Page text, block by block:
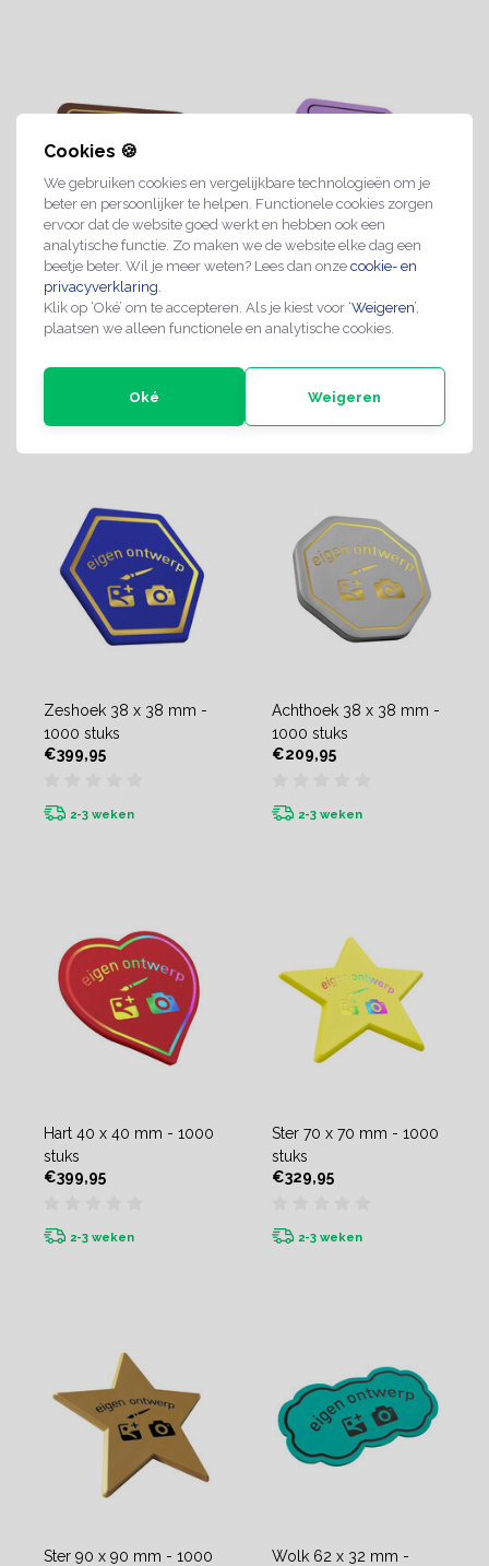
Cookies 🍪
We gebruiken cookies en vergelijkbare technologieën om je
beter en persoonlijker te helpen. Functionele cookies zorgen
ervoor dat de website goed werkt en hebben ook een
analytische functie. Zo maken we de website elke dag een
beetje beter. Wil je meer weten? Lees dan onze cookie- en
privacyverklaring.
Klik op ‘Oké’ om te accepteren. Als je kiest voor ‘Weigeren’,
plaatsen we alleen functionele en analytische cookies.
Oké Weigeren
Rechthoek 85 x 55 mm -
1000 stuks
€329,95
2-3 weken
1000 stuks
€209,95
2-3 weken
Zeshoek 38 x 38 mm -
1000 stuks
€399,95
2-3 weken
Achthoek 38 x 38 mm -
1000 stuks
€209,95
2-3 weken
Hart 40 x 40 mm - 1000
stuks
€399,95
2-3 weken
Ster 70 x 70 mm - 1000
stuks
€329,95
2-3 weken
Ster 90 x 90 mm - 1000
Wolk 62 x 32 mm -